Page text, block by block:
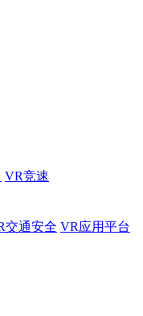
VR竞速
交通安全 VR应用平台